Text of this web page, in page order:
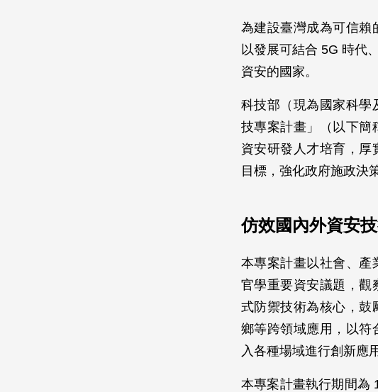
為建設臺灣成為可信賴
以發展可結合 5G 時代
資安的國家。
科技部（現為國家科學
技專案計畫」（以下簡
資安研發人才培育，厚
目標，強化政府施政決
仿效國內外資安
本專案計畫以社會、產
官學重要資安議題，觀
式防禦技術為核心，鼓
鄉等跨領域應用，以符
入各種場域進行創新應用
本專案計畫執行期間為